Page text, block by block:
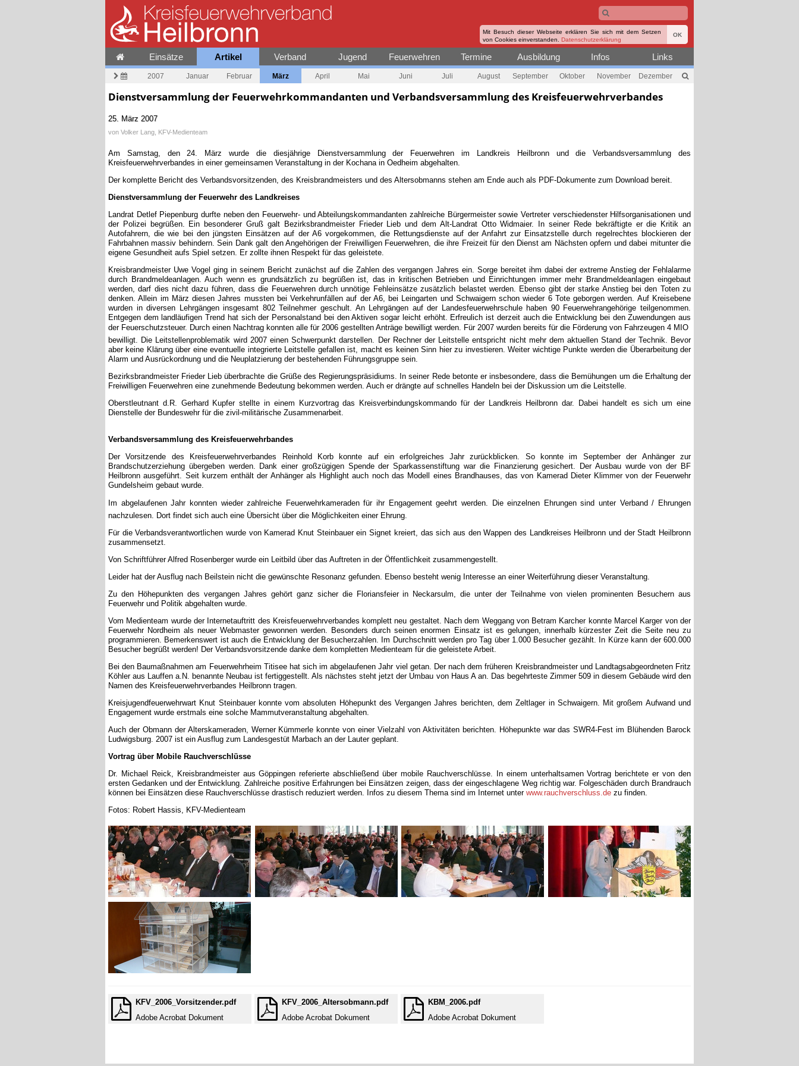
Mit Besuch dieser Webseite erklären Sie sich mit dem Setzen
von Cookies einverstanden. Datenschutzerklärung
OK
Einsätze Artikel Verband Jugend Feuerwehren Termine Ausbildung Infos Links
2007 Januar Februar März April Mai Juni Juli August September Oktober November Dezember
Dienstversammlung der Feuerwehrkommandanten und Verbandsversammlung des Kreisfeuerwehrverbandes
25. März 2007
von Volker Lang, KFV-Medienteam
Am Samstag, den 24. März wurde die diesjährige Dienstversammlung der Feuerwehren im Landkreis Heilbronn und die Verbandsversammlung des
Kreisfeuerwehrverbandes in einer gemeinsamen Veranstaltung in der Kochana in Oedheim abgehalten.
Der komplette Bericht des Verbandsvorsitzenden, des Kreisbrandmeisters und des Altersobmanns stehen am Ende auch als PDF-Dokumente zum Download bereit.
Dienstversammlung der Feuerwehr des Landkreises
Landrat Detlef Piepenburg durfte neben den Feuerwehr- und Abteilungskommandanten zahlreiche Bürgermeister sowie Vertreter verschiedenster Hilfsorganisationen und
der Polizei begrüßen. Ein besonderer Gruß galt Bezirksbrandmeister Frieder Lieb und dem Alt-Landrat Otto Widmaier. In seiner Rede bekräftigte er die Kritik an
Autofahrern, die wie bei den jüngsten Einsätzen auf der A6 vorgekommen, die Rettungsdienste auf der Anfahrt zur Einsatzstelle durch regelrechtes blockieren der
Fahrbahnen massiv behindern. Sein Dank galt den Angehörigen der Freiwilligen Feuerwehren, die ihre Freizeit für den Dienst am Nächsten opfern und dabei mitunter die
eigene Gesundheit aufs Spiel setzen. Er zollte ihnen Respekt für das geleistete.
Kreisbrandmeister Uwe Vogel ging in seinem Bericht zunächst auf die Zahlen des vergangen Jahres ein. Sorge bereitet ihm dabei der extreme Anstieg der Fehlalarme
durch Brandmeldeanlagen. Auch wenn es grundsätzlich zu begrüßen ist, das in kritischen Betrieben und Einrichtungen immer mehr Brandmeldeanlagen eingebaut
werden, darf dies nicht dazu führen, dass die Feuerwehren durch unnötige Fehleinsätze zusätzlich belastet werden. Ebenso gibt der starke Anstieg bei den Toten zu
denken. Allein im März diesen Jahres mussten bei Verkehrunfällen auf der A6, bei Leingarten und Schwaigern schon wieder 6 Tote geborgen werden. Auf Kreisebene
wurden in diversen Lehrgängen insgesamt 802 Teilnehmer geschult. An Lehrgängen auf der Landesfeuerwehrschule haben 90 Feuerwehrangehörige teilgenommen.
Entgegen dem landläufigen Trend hat sich der Personalstand bei den Aktiven sogar leicht erhöht. Erfreulich ist derzeit auch die Entwicklung bei den Zuwendungen aus
der Feuerschutzsteuer. Durch einen Nachtrag konnten alle für 2006 gestellten Anträge bewilligt werden. Für 2007 wurden bereits für die Förderung von Fahrzeugen 4 MIO 
bewilligt. Die Leitstellenproblematik wird 2007 einen Schwerpunkt darstellen. Der Rechner der Leitstelle entspricht nicht mehr dem aktuellen Stand der Technik. Bevor
aber keine Klärung über eine eventuelle integrierte Leitstelle gefallen ist, macht es keinen Sinn hier zu investieren. Weiter wichtige Punkte werden die Überarbeitung der
Alarm und Ausrückordnung und die Neuplatzierung der bestehenden Führungsgruppe sein.
Bezirksbrandmeister Frieder Lieb überbrachte die Grüße des Regierungspräsidiums. In seiner Rede betonte er insbesondere, dass die Bemühungen um die Erhaltung der
Freiwilligen Feuerwehren eine zunehmende Bedeutung bekommen werden. Auch er drängte auf schnelles Handeln bei der Diskussion um die Leitstelle.
Oberstleutnant d.R. Gerhard Kupfer stellte in einem Kurzvortrag das Kreisverbindungskommando für der Landkreis Heilbronn dar. Dabei handelt es sich um eine
Dienstelle der Bundeswehr für die zivil-militärische Zusammenarbeit.
Verbandsversammlung des Kreisfeuerwehrbandes
Der Vorsitzende des Kreisfeuerwehrverbandes Reinhold Korb konnte auf ein erfolgreiches Jahr zurückblicken. So konnte im September der Anhänger zur
Brandschutzerziehung übergeben werden. Dank einer großzügigen Spende der Sparkassenstiftung war die Finanzierung gesichert. Der Ausbau wurde von der BF
Heilbronn ausgeführt. Seit kurzem enthält der Anhänger als Highlight auch noch das Modell eines Brandhauses, das von Kamerad Dieter Klimmer von der Feuerwehr
Gundelsheim gebaut wurde.
Im abgelaufenen Jahr konnten wieder zahlreiche Feuerwehrkameraden für ihr Engagement geehrt werden. Die einzelnen Ehrungen sind unter Verband / Ehrungen
nachzulesen. Dort findet sich auch eine Übersicht über die Möglichkeiten einer Ehrung.
Für die Verbandsverantwortlichen wurde von Kamerad Knut Steinbauer ein Signet kreiert, das sich aus den Wappen des Landkreises Heilbronn und der Stadt Heilbronn
zusammensetzt.
Von Schriftführer Alfred Rosenberger wurde ein Leitbild über das Auftreten in der Öffentlichkeit zusammengestellt.
Leider hat der Ausflug nach Beilstein nicht die gewünschte Resonanz gefunden. Ebenso besteht wenig Interesse an einer Weiterführung dieser Veranstaltung.
Zu den Höhepunkten des vergangen Jahres gehört ganz sicher die Floriansfeier in Neckarsulm, die unter der Teilnahme von vielen prominenten Besuchern aus
Feuerwehr und Politik abgehalten wurde.
Vom Medienteam wurde der Internetauftritt des Kreisfeuerwehrverbandes komplett neu gestaltet. Nach dem Weggang von Betram Karcher konnte Marcel Karger von der
Feuerwehr Nordheim als neuer Webmaster gewonnen werden. Besonders durch seinen enormen Einsatz ist es gelungen, innerhalb kürzester Zeit die Seite neu zu
programmieren. Bemerkenswert ist auch die Entwicklung der Besucherzahlen. Im Durchschnitt werden pro Tag über 1.000 Besucher gezählt. In Kürze kann der 600.000
Besucher begrüßt werden! Der Verbandsvorsitzende danke dem kompletten Medienteam für die geleistete Arbeit.
Bei den Baumaßnahmen am Feuerwehrheim Titisee hat sich im abgelaufenen Jahr viel getan. Der nach dem früheren Kreisbrandmeister und Landtagsabgeordneten Fritz
Köhler aus Lauffen a.N. benannte Neubau ist fertiggestellt. Als nächstes steht jetzt der Umbau von Haus A an. Das begehrteste Zimmer 509 in diesem Gebäude wird den
Namen des Kreisfeuerwehrverbandes Heilbronn tragen.
Kreisjugendfeuerwehrwart Knut Steinbauer konnte vom absoluten Höhepunkt des Vergangen Jahres berichten, dem Zeltlager in Schwaigern. Mit großem Aufwand und
Engagement wurde erstmals eine solche Mammutveranstaltung abgehalten.
Auch der Obmann der Alterskameraden, Werner Kümmerle konnte von einer Vielzahl von Aktivitäten berichten. Höhepunkte war das SWR4-Fest im Blühenden Barock
Ludwigsburg. 2007 ist ein Ausflug zum Landesgestüt Marbach an der Lauter geplant.
Vortrag über Mobile Rauchverschlüsse
Dr. Michael Reick, Kreisbrandmeister aus Göppingen referierte abschließend über mobile Rauchverschlüsse. In einem unterhaltsamen Vortrag berichtete er von den
ersten Gedanken und der Entwicklung. Zahlreiche positive Erfahrungen bei Einsätzen zeigen, dass der eingeschlagene Weg richtig war. Folgeschäden durch Brandrauch
können bei Einsätzen diese Rauchverschlüsse drastisch reduziert werden. Infos zu diesem Thema sind im Internet unterwww.rauchverschluss.de zu finden.
Fotos: Robert Hassis, KFV-Medienteam
KFV_2006_Vorsitzender.pdf
Adobe Acrobat Dokument
KFV_2006_Altersobmann.pdf
Adobe Acrobat Dokument
KBM_2006.pdf
Adobe Acrobat Dokument